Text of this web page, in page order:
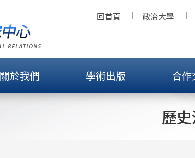
回首頁
政治大學
關於我們 學術出版 合作
歷